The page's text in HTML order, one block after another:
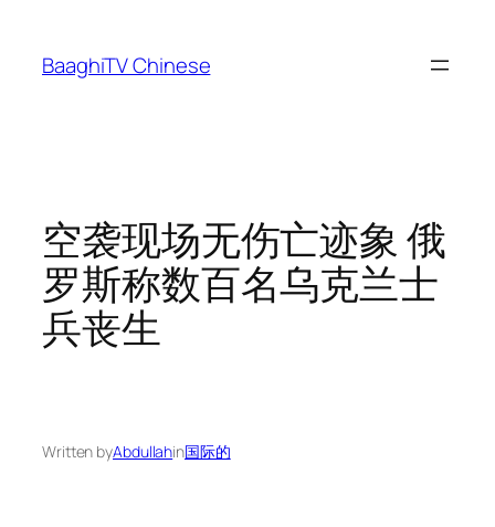
content
BaaghiTV Chinese
空袭现场无伤亡迹象 俄
罗斯称数百名乌克兰士
兵丧生
Written byAbdullahin国际的